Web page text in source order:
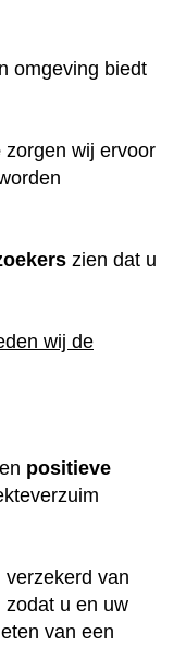
omgeving biedt
zorgen wij ervoor
zien dat u
wij de
positieve
van
zodat u en uw
van een